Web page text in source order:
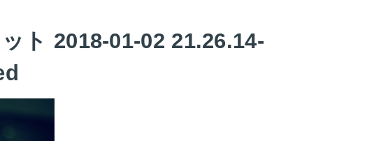
ト 2018-01-02 21.26.14-